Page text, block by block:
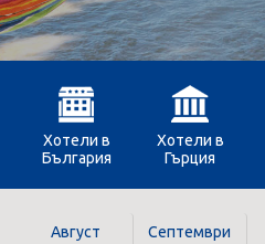
Оферти За Нова Година
Септемврийски Празници
Автобусни Екскурзии
Документи
Хотели в
България
Хотели в
Гърция
Август Септември